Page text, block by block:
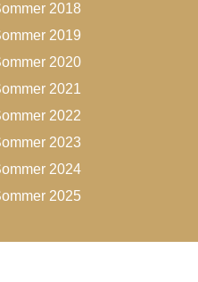
2018
2019
2020
2021
2022
2023
2024
2025